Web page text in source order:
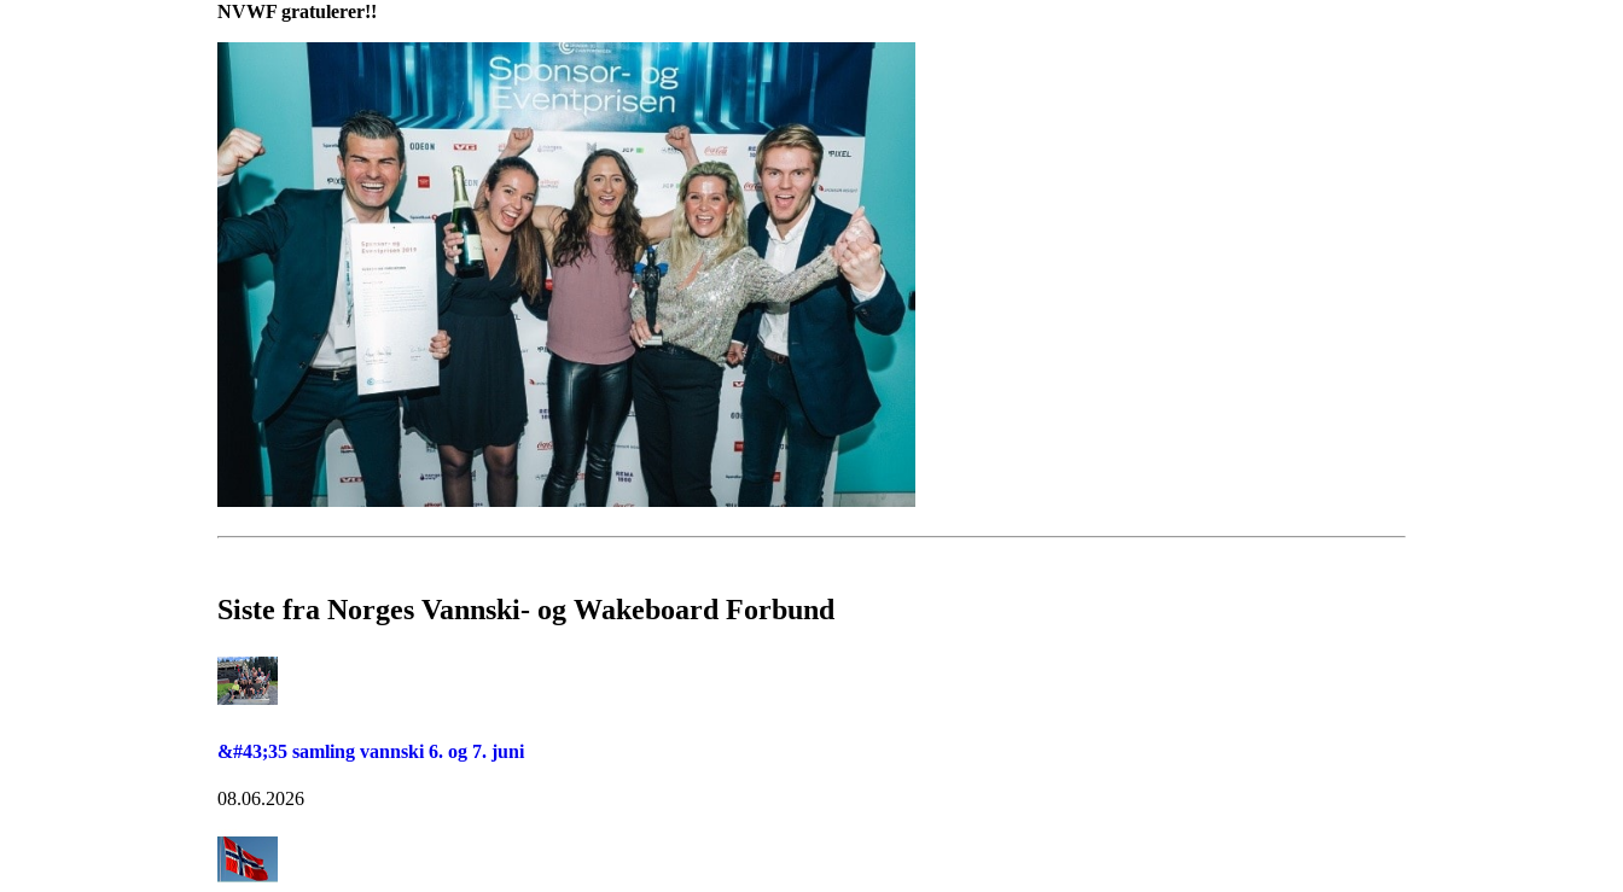
NVWF gratulerer!!
Siste fra Norges Vannski- og Wakeboard Forbund
&#43;35 samling vannski 6. og 7. juni
08.06.2026